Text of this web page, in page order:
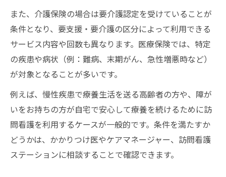
また、介護保険の場合は要介護認定を受けていることが
条件となり、要支援・要介護の区分によって利用できる
サービス内容や回数も異なります。医療保険では、特定
の疾患や病状（例：難病、末期がん、急性増悪時など）
が対象となることが多いです。
例えば、慢性疾患で療養生活を送る高齢者の方や、障が
いをお持ちの方が自宅で安心して療養を続けるために訪
問看護を利用するケースが一般的です。条件を満たすか
どうかは、かかりつけ医やケアマネージャー、訪問看護
ステーションに相談することで確認できます。